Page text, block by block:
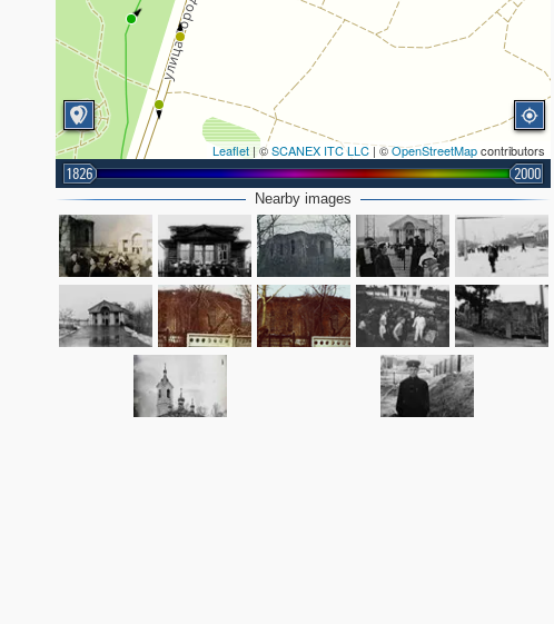
2
Leaflet | ©SCANEX ITC LLC| ©OpenStreetMapcontributors
1826 2000
Nearby images